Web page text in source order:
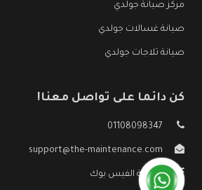
مركز صيانة جولدي
صيانة غسالات جولدي
صيانة ثلاجات جولدي
كن دائما على تواصل معنا!
01108098347
support@the-maintenance.com
صفحة الفيس بوك